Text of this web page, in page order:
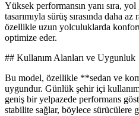
Yüksek performansın yanı sıra,
tasarımıyla sürüş sırasında daha
özellikle uzun yolculuklarda
optimize eder.
## Kullanım Alanları ve Uygunluk
Bu model, özellikle **sedan ve
uygundur. Günlük şehir içi
geniş bir yelpazede performans
stabilite sağlar, böylece sürücülere